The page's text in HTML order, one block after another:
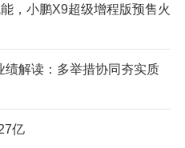
，小鹏X9超级增程版预售火
解读：多举措协同夯实质
亿